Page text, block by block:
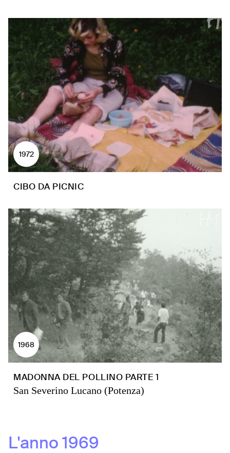
1972
CIBO DA PICNIC
1968
MADONNA DEL POLLINO PARTE 1
San Severino Lucano (Potenza)
L'anno1969